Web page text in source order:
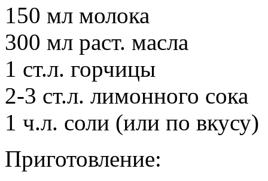
150 мл молока
300 мл раст. масла
1 ст.л. горчицы
2-3 ст.л. лимонного сока
1 ч.л. соли (или по вкусу)
Приготовление: